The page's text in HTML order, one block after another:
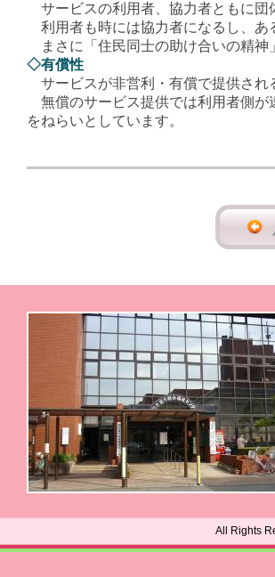
サービスの利用者、協力者ともに団
利用者も時には協力者になるし、あ
まさに「住民同士の助け合いの精神
◇有償性
サービスが非営利・有償で提供され
無償のサービス提供では利用者側が
をねらいとしています。
All Rights